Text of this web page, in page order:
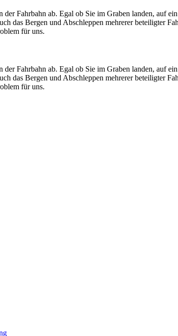
Fahrbahn ab. Egal ob Sie im Graben landen, auf
das Bergen und Abschleppen mehrerer beteiligter
für uns.
Fahrbahn ab. Egal ob Sie im Graben landen, auf
das Bergen und Abschleppen mehrerer beteiligter
für uns.